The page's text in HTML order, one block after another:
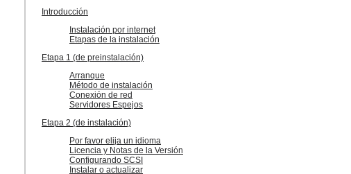
Introducción
Instalación por internet
Etapas de la instalación
Etapa 1 (de preinstalación)
Arranque
Método de instalación
Conexión de red
Servidores Espejos
Etapa 2 (de instalación)
Por favor elija un idioma
Licencia y Notas de la Versión
Configurando SCSI
Instalar o actualizar